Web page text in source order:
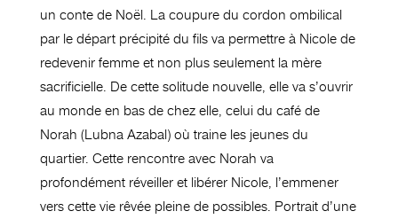
un conte de Noël. La coupure du cordon ombilical
par le départ précipité du fils va permettre à Nicole de
redevenir femme et non plus seulement la mère
sacrificielle. De cette solitude nouvelle, elle va s’ouvrir
au monde en bas de chez elle, celui du café de
Norah (Lubna Azabal) où traine les jeunes du
quartier. Cette rencontre avec Norah va
profondément réveiller et libérer Nicole, l’emmener
vers cette vie rêvée pleine de possibles. Portrait d’une